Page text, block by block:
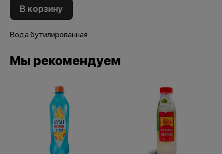
В корзину
Вода бутилированная
Мы рекомендуем